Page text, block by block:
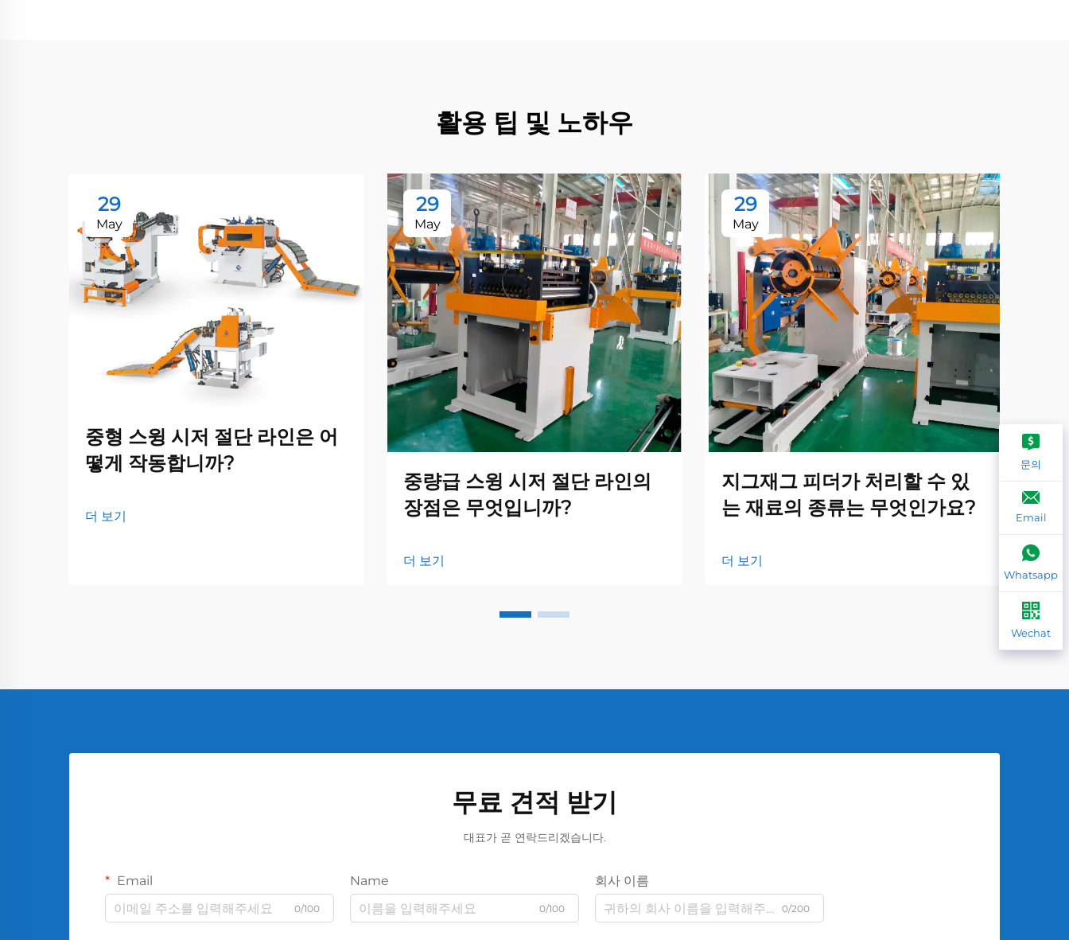
활용 팁 및 노하우
29
May
중형 스윙 시저 절단 라인은 어
떻게 작동합니까?
더 보기
29
May
중량급 스윙 시저 절단 라인의
장점은 무엇입니까?
더 보기
29
May
지그재그 피더가 처리할 수 있
는 재료의 종류는 무엇인가요?
더 보기
해
무료 견적 받기
대표가 곧 연락드리겠습니다.
Email
0/100
Name
0/100
회사 이름
0/200
문의
Email
Whatsapp
Wechat